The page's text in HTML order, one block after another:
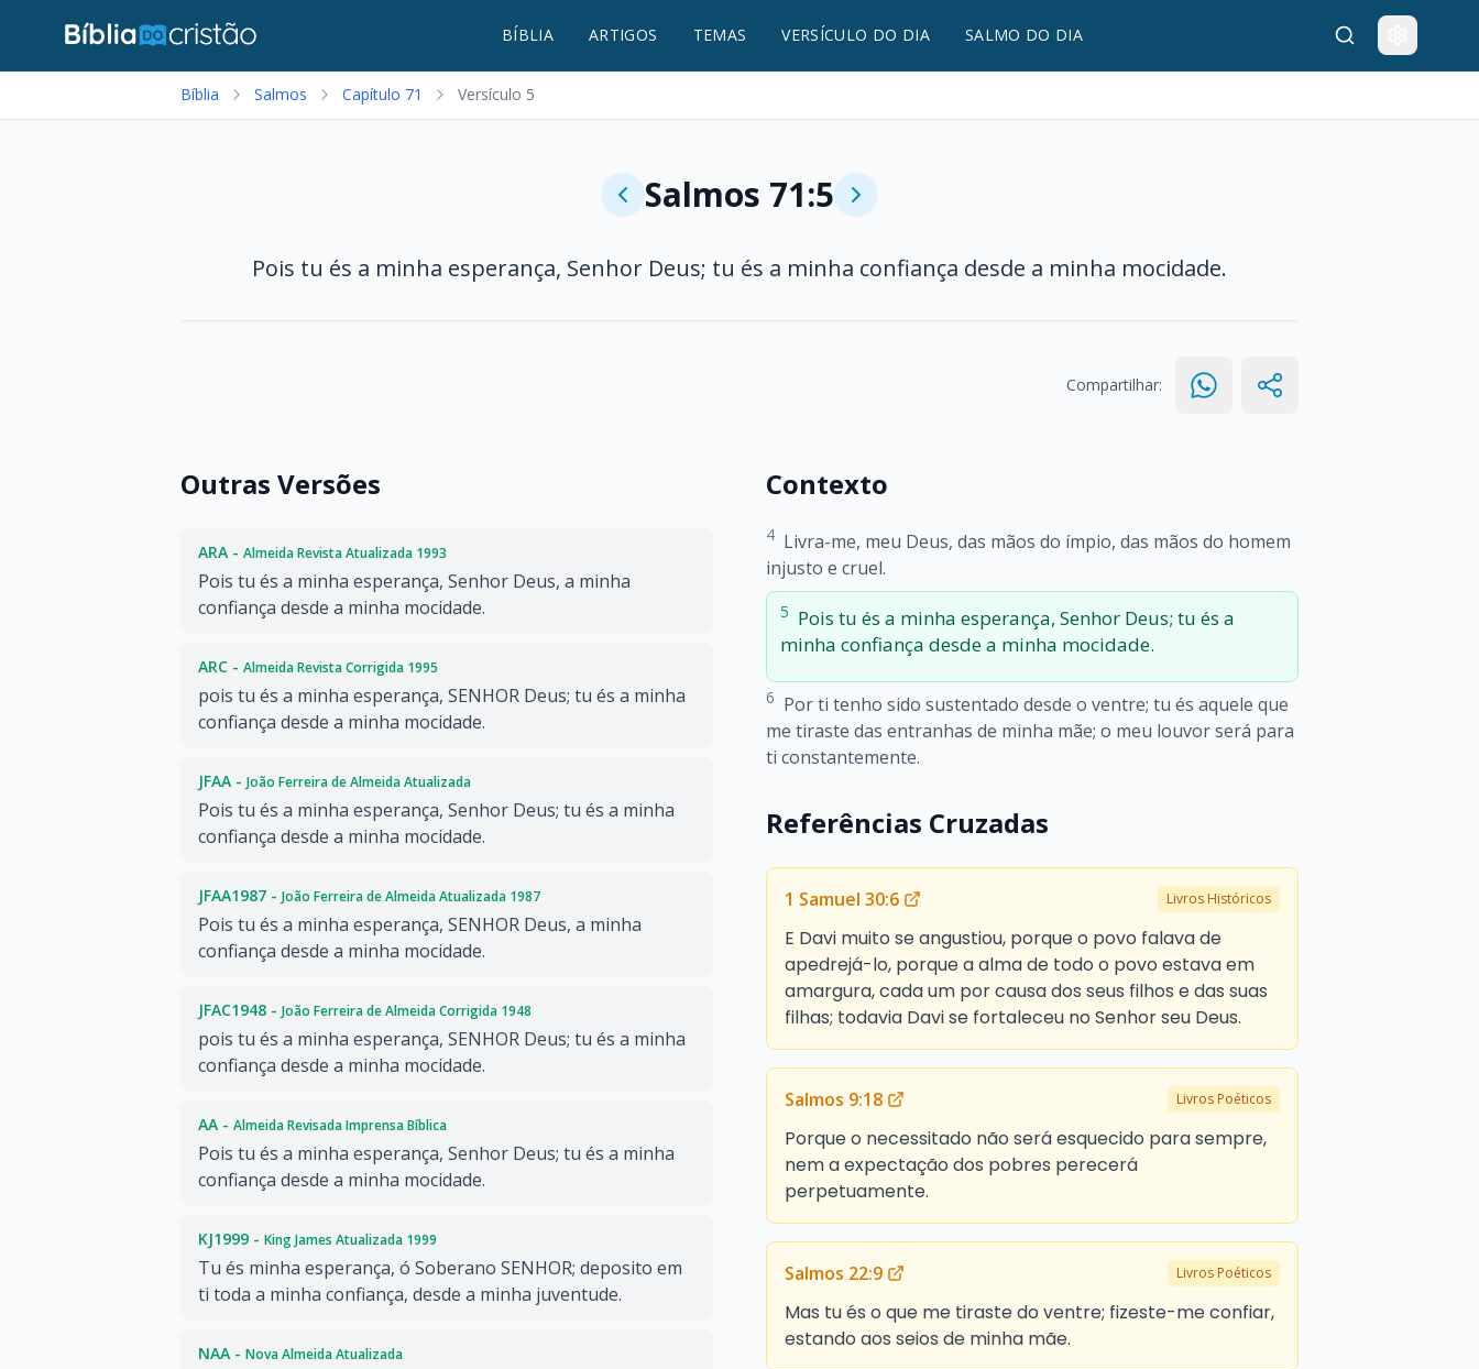
BÍBLIA ARTIGOS TEMAS VERSÍCULO DO DIA SALMO DO DIA
Bíblia Salmos Capítulo 71 Versículo 5
Salmos 71:5
Pois tu és a minha esperança, Senhor Deus; tu és a minha confiança desde a minha mocidade.
Compartilhar:
Outras Versões
ARA - Almeida Revista Atualizada 1993
Pois tu és a minha esperança, Senhor Deus, a minha
confiança desde a minha mocidade.
ARC - Almeida Revista Corrigida 1995
pois tu és a minha esperança, SENHOR Deus; tu és a minha
confiança desde a minha mocidade.
JFAA - João Ferreira de Almeida Atualizada
Pois tu és a minha esperança, Senhor Deus; tu és a minha
confiança desde a minha mocidade.
JFAA1987 - João Ferreira de Almeida Atualizada 1987
Pois tu és a minha esperança, SENHOR Deus, a minha
confiança desde a minha mocidade.
JFAC1948 - João Ferreira de Almeida Corrigida 1948
pois tu és a minha esperança, SENHOR Deus; tu és a minha
confiança desde a minha mocidade.
AA - Almeida Revisada Imprensa Bíblica
Pois tu és a minha esperança, Senhor Deus; tu és a minha
confiança desde a minha mocidade.
KJ1999 - King James Atualizada 1999
Tu és minha esperança, ó Soberano SENHOR; deposito em
ti toda a minha confiança, desde a minha juventude.
NAA - Nova Almeida Atualizada
Contexto
4 Livra-me, meu Deus, das mãos do ímpio, das mãos do homem
injusto e cruel.
5 Pois tu és a minha esperança, Senhor Deus; tu és a
minha confiança desde a minha mocidade.
6 Por ti tenho sido sustentado desde o ventre; tu és aquele que
me tiraste das entranhas de minha mãe; o meu louvor será para
ti constantemente.
Referências Cruzadas
1 Samuel 30:6 Livros Históricos
E Davi muito se angustiou, porque o povo falava de
apedrejá-lo, porque a alma de todo o povo estava em
amargura, cada um por causa dos seus filhos e das suas
filhas; todavia Davi se fortaleceu no Senhor seu Deus.
Salmos 9:18 Livros Poéticos
Porque o necessitado não será esquecido para sempre,
nem a expectação dos pobres perecerá
perpetuamente.
Salmos 22:9 Livros Poéticos
Mas tu és o que me tiraste do ventre; fizeste-me confiar,
estando aos seios de minha mãe.